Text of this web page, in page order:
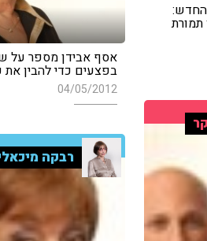
תמורת
אסף אבידן מספר על
בפצעים כדי להבין את
04/05/2012
רבקה